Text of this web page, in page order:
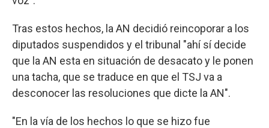
Tras estos hechos, la AN decidió reincoporar a los
diputados suspendidos y el tribunal "ahí sí decide
que la AN esta en situación de desacato y le ponen
una tacha, que se traduce en que el TSJ va a
desconocer las resoluciones que dicte la AN".
"En la vía de los hechos lo que se hizo fue